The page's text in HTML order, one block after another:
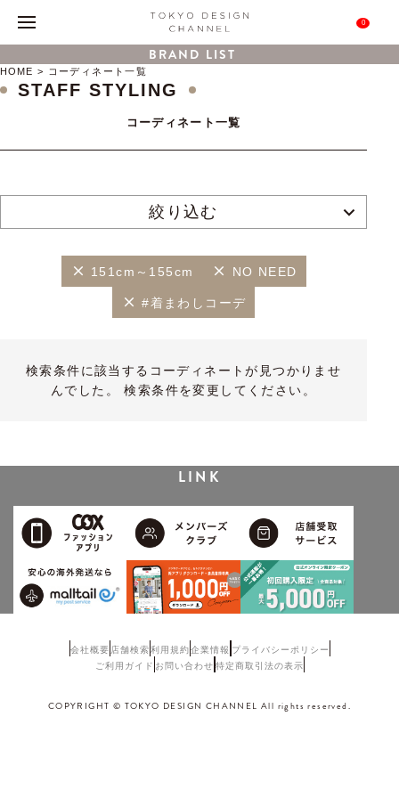
0
BRAND LIST
HOME コーディネート一覧
STAFF STYLING
コーディネート一覧
絞り込む
151cm～155cm NO NEED
#着まわしコーデ
検索条件に該当するコーディネートが見つかりませ
んでした。 検索条件を変更してください。
LINK
会社概要 店舗検索利用規約企業情報 プライバシーポリシー
ご利用ガイド お問い合わせ 特定商取引法の表示
COPYRIGHT © TOKYO DESIGN CHANNEL All rights reserved.